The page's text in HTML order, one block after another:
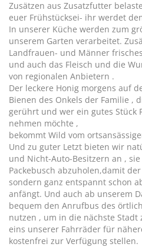
Zusätzen aus Zusatzfutter
euer Frühstücksei- ihr werdet
In unserer Küche werden zum
unserem Garten verarbeitet.
Landfrauen- und Männer
und auch das Fleisch und die
von regionalen Anbietern .
Der leckere Honig morgens auf
Bienen des Onkels der Familie ,
gerührt und wer ein gutes Stück
nehmen möchte ,
bekommt Wild vom
Und zu guter Letzt bieten wir
und Nicht-Auto-Besitzern an ,
Packebusch abzuholen,damit
sondern ganz entspannt schon
anfängt. Und auch ab unserem
bequem den Anrufbus des
nutzen , um in die nächste
eins unserer Fahrräder für
kostenfrei zur Verfügung stellen.